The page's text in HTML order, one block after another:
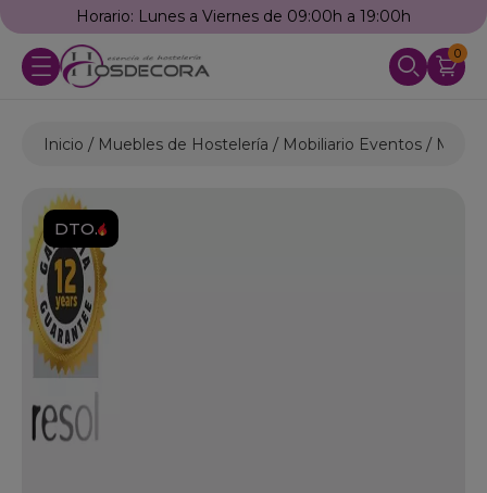
Horario: Lunes a Viernes de 09:00h a 19:00h
0
Inicio Muebles de Hostelería Mobiliario Eventos
DTO.